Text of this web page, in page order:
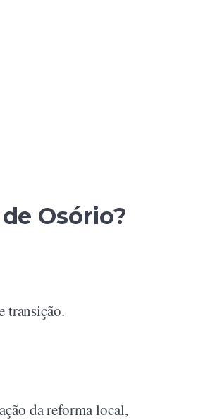
Osório?
transição.
da reforma local,